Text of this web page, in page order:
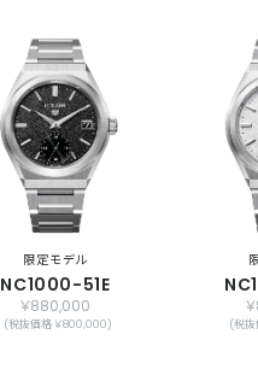
限定モデル
NC1000-51E
￥880,000
(税抜価格 ￥800,000) (税